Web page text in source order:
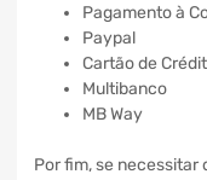
Pagamento à
Paypal
Cartão de
Multibanco
MB Way
Por fim, se necessitar